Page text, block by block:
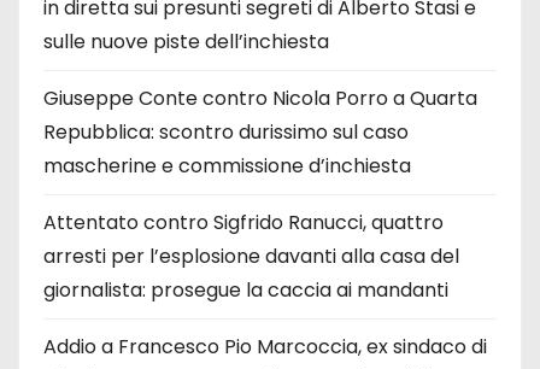
in diretta sui presunti segreti di Alberto Stasi e
sulle nuove piste dell’inchiesta
Giuseppe Conte contro Nicola Porro a Quarta
Repubblica: scontro durissimo sul caso
mascherine e commissione d’inchiesta
Attentato contro Sigfrido Ranucci, quattro
arresti per l’esplosione davanti alla casa del
giornalista: prosegue la caccia ai mandanti
Addio a Francesco Pio Marcoccia, ex sindaco di